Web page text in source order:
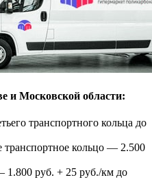
и Московской области:
транспортного кольца до
кольцо — 2.500
руб. + 25 руб./км до